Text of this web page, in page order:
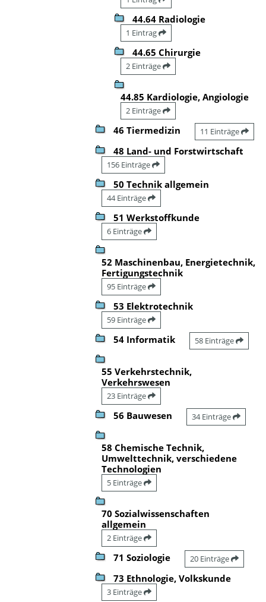
44.64 Radiologie
1 Eintrag
44.65 Chirurgie
2 Einträge
44.85 Kardiologie, Angiologie
2 Einträge
46 Tiermedizin 11 Einträge
48 Land- und Forstwirtschaft
156 Einträge
50 Technik allgemein
44 Einträge
51 Werkstoffkunde
6 Einträge
52 Maschinenbau, Energietechnik,
Fertigungstechnik
95 Einträge
53 Elektrotechnik
59 Einträge
54 Informatik 58 Einträge
55 Verkehrstechnik,
Verkehrswesen
23 Einträge
56 Bauwesen 34 Einträge
58 Chemische Technik,
Umwelttechnik, verschiedene
Technologien
5 Einträge
70 Sozialwissenschaften
allgemein
2 Einträge
71 Soziologie 20 Einträge
73 Ethnologie, Volkskunde
3 Einträge